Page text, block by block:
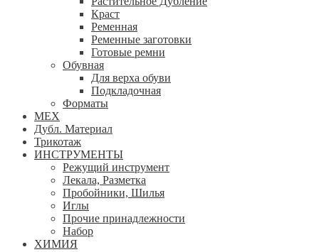
Краст
Ременная
Ременные заготовки
Готовые ремни
Обувная
Для верха обуви
Подкладочная
Форматы
МЕХ
Дубл. Материал
Трикотаж
ИНСТРУМЕНТЫ
Режущий инструмент
Лекала, Разметка
Пробойники, Шилья
Иглы
Прочие принадлежности
Набор
ХИМИЯ